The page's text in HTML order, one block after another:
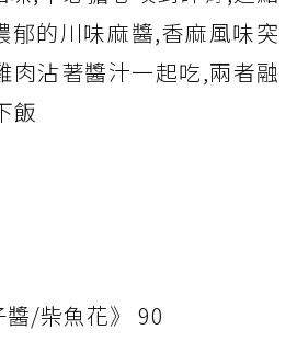
郁的川味麻醬,香麻風味突
肉沾著醬汁一起吃,兩者融
飯
/柴魚花》 90